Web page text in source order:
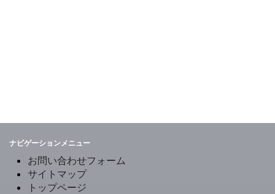
ナビゲーションメニュー
お問い合わせフォーム
サイトマップ
トップページ